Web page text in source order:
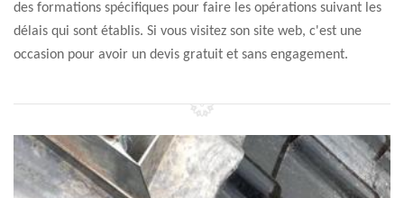
des formations spécifiques pour faire les opérations suivant les
délais qui sont établis. Si vous visitez son site web, c'est une
occasion pour avoir un devis gratuit et sans engagement.